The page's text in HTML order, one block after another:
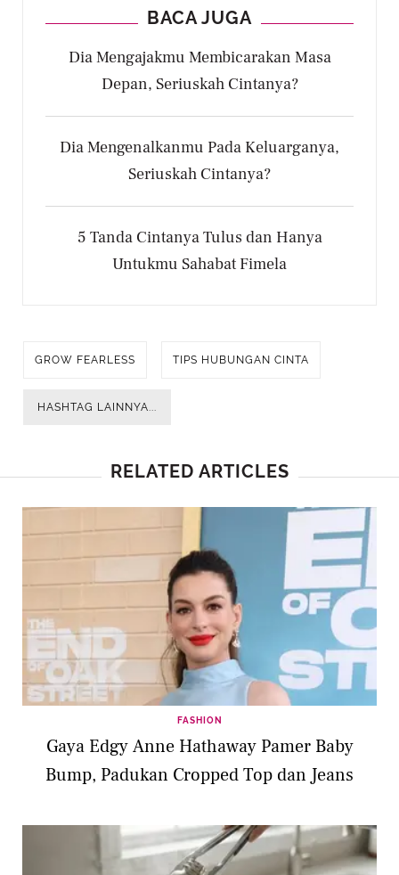
BACA JUGA
Dia Mengajakmu Membicarakan Masa
Depan, Seriuskah Cintanya?
Dia Mengenalkanmu Pada Keluarganya,
Seriuskah Cintanya?
5 Tanda Cintanya Tulus dan Hanya
Untukmu Sahabat Fimela
GROW FEARLESS TIPS HUBUNGAN CINTA
HASHTAG LAINNYA...
RELATED ARTICLES
FASHION
Gaya Edgy Anne Hathaway Pamer Baby
Bump, Padukan Cropped Top dan Jeans